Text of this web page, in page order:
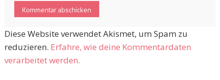
Diese Website verwendet Akismet, um Spam zu
reduzieren. Erfahre, wie deine Kommentardaten
verarbeitet werden.